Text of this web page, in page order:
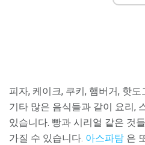
피자, 케이크, 쿠키, 햄버거, 핫
기타 많은 음식들과 같이 요리,
있습니다. 빵과 시리얼 같은 것
가질 수 있습니다. 아스파탐 은